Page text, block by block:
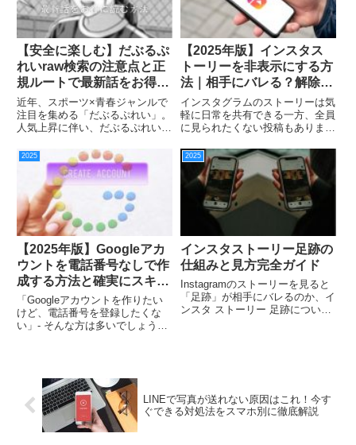
【安全に楽しむ】だぶるぷ
れいraw検索の注意点と正
規ルートで最新話をお得に
読む方法
近年、スポーツ×青春ジャンルで
注目を集める「だぶるぷれい」。
人気上昇に伴い、だぶるぷれい
検索が増えています。しかし、そ
の裏には誤解されやすいリスク
や、知らないままでは損をしてし
まう読み方の問題も潜んでいま...
【2025年版】インスタス
トーリーを非表示にする方
法｜相手にバレる？解除・
対処まで完全ガイド
インスタグラムのストーリーは気
軽に日常を共有できる一方、全員
に見られたくない投稿もあります
スタストーリー非表示機能です。
しかし、「公開範囲設定と何が違
う？」「非表示って相手にバレ
る？」「解除方法は？」と疑問も
2025
【2025年版】Googleアカ
ウントを電話番号なしで作
成する方法と確実にスキッ
プするコツ
「Googleアカウントを作りたい
けど、電話番号を登録したくな
い」- そんな方は多いでしょう。
年々セキュリティ対策が強化され
ているため、確実にス...
2025
インスタストーリー足跡の
仕組みと見方完全ガイド
Instagramのストーリーを見ると
「足跡」が相手にバレるのか、イ
ンスタ ストーリー 足跡について
LINEで写真が送れない原因はこれ！今す
ぐできる対処法をスマホ別に徹底解説